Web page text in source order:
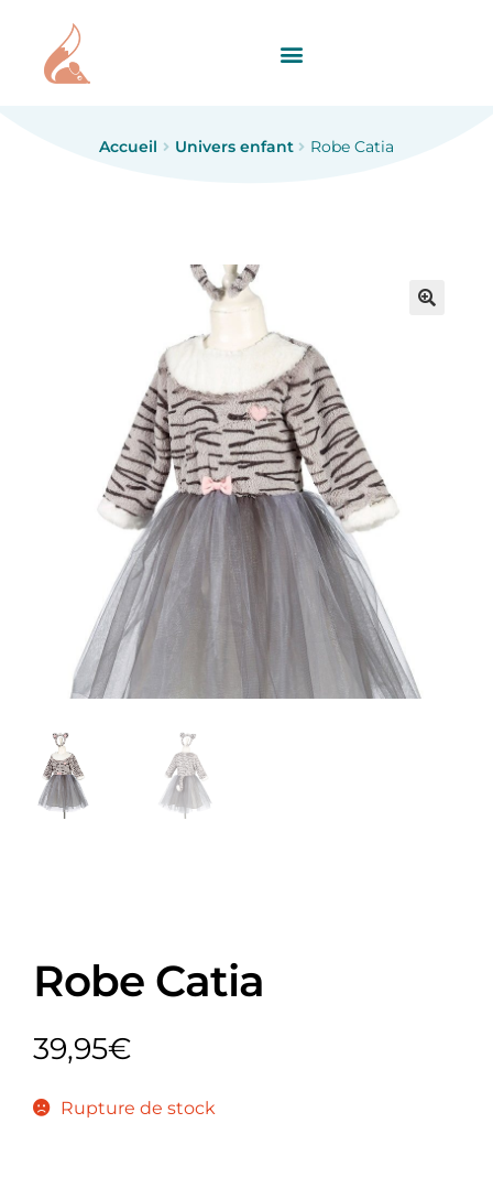
Accueil Univers enfant Robe Catia
Robe Catia
39,95€
Rupture de stock